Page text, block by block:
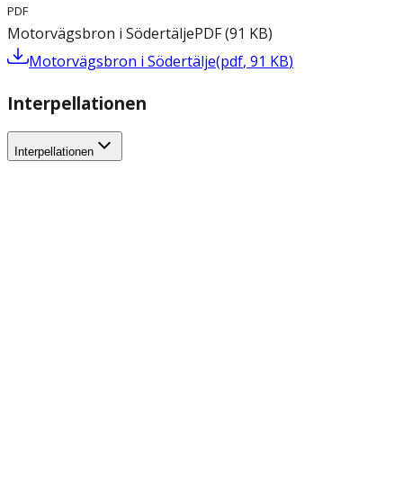
PDF
Motorvägsbron i SödertäljePDF(91 KB)
Motorvägsbron i Södertälje(pdf, 91 KB)
Interpellationen
Interpellationen